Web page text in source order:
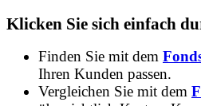
Klicken Sie sich einfach
Finden Sie mit dem
Ihren Kunden passen.
Vergleichen Sie mit dem